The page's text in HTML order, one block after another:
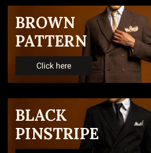
BROWN
PATTERN
Click here
BLACK
PINSTRIPE